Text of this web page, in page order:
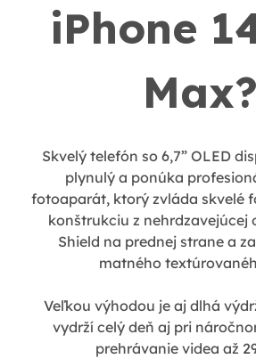
iPhone
Max?
Skvelý telefón so 6,7” OLED
plynulý a ponúka
fotoaparát, ktorý zvláda skvelé
konštrukciu z nehrdzavejúcej
Shield na prednej strane a
matného
Veľkou výhodou je aj dlhá
vydrží celý deň aj pri
prehrávanie videa až